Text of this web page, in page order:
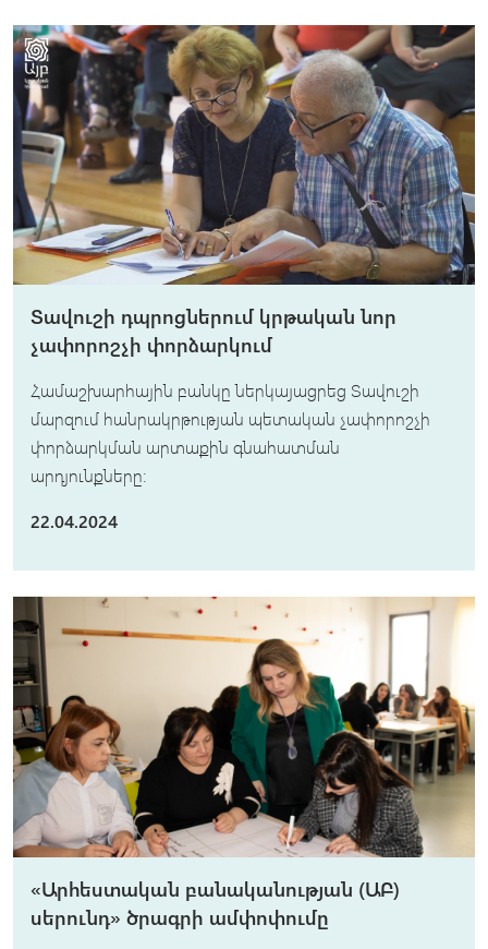
Տավուշի դպրոցներում կրթական նոր
չափորոշչի փորձարկում
Համաշխարհային բանկը ներկայացրեց Տավուշի
մարզում հանրակրթության պետական չափորոշչի
փորձարկման արտաքին գնահատման
արդյունքները։
22.04.2024
«Արհեստական բանականության (ԱԲ)
սերունդ» ծրագրի ամփոփումը